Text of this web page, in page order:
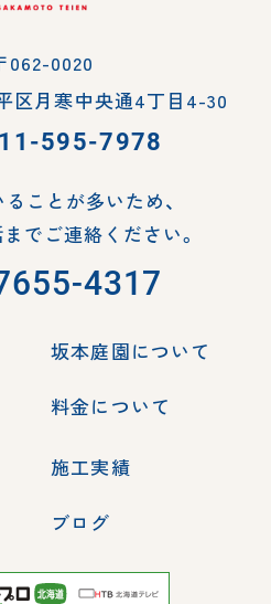
062-0020
区月寒中央通4丁目4-30
595-7978
ことが多いため、
でご連絡ください。
4317
坂本庭園について
料金について
施工実績
ブログ